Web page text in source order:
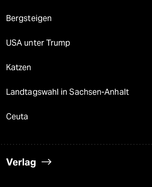
Bergsteigen
USA unter Trump
Katzen
Landtagswahl in Sachsen-Anhalt
Ceuta
Verlag